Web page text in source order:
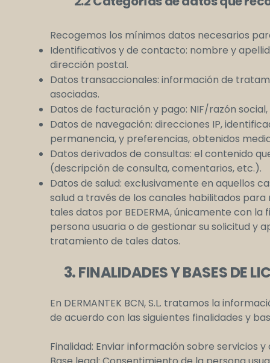
Recogemos los mínimos datos necesarios
Identificativos y de contacto: nombre y
dirección postal.
Datos transaccionales: información de
asociadas.
Datos de facturación y pago: NIF/razón
Datos de navegación: direcciones IP,
permanencia, y preferencias, obtenidos
Datos derivados de consultas: el contenido
(descripción de consulta, comentarios, etc.).
Datos de salud: exclusivamente en aquellos
salud a través de los canales habilitados
tales datos por BEDERMA, únicamente con
persona usuaria o de gestionar su solicitud y
tratamiento de tales datos.
3. FINALIDADES Y BASES DE
En DERMANTEK BCN, S.L. tratamos la
de acuerdo con las siguientes finalidades y
Finalidad: Enviar información sobre servicios